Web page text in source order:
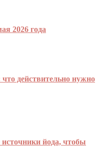
2026 года
действительно нужно
йода, чтобы